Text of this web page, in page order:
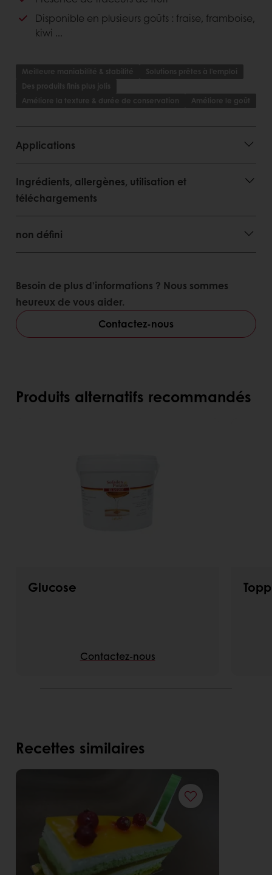
Un bon goût
Apparence fruitée et grande saveur
Présence d'un pourcentage important de
Disponible en plusieurs goûts : fraise, framboise,
kiwi ...
Meilleure maniabilité & stabilité
Solutions prêtes à l'emploi
Des produits finis plus jolis
Améliore la texture & durée de conservation
Améliore le goût
Applications
Ingrédients, allergènes, utilisation et
téléchargements
non défini
Besoin de plus d'informations ? Nous sommes
heureux de vous aider.
Contactez-nous
Produits alternatifs recommandés
Glucose
Contactez-nous
Recettes similaires